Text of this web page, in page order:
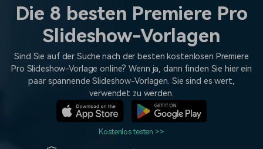
Dienstprogramme
Überblick
Presseraum
Shop
Plattformen
Funktionen
Assets
Video/Foto
Audio
Lösungen
Soziale Medien
Marketing & Business
Ressourcen
Über 100 heiße Video-
Meisterkurs
Hilfe-Center
Die 8 besten Premiere Pro
Slideshow-Vorlagen
Sind Sie auf der Suche nach der besten kostenlosen Premiere
Pro Slideshow-Vorlage online? Wenn ja, dann finden Sie hier ein
paar spannende Slideshow-Vorlagen. Sie sind es wert,
verwendet zu werden.
Kostenlos testen >>